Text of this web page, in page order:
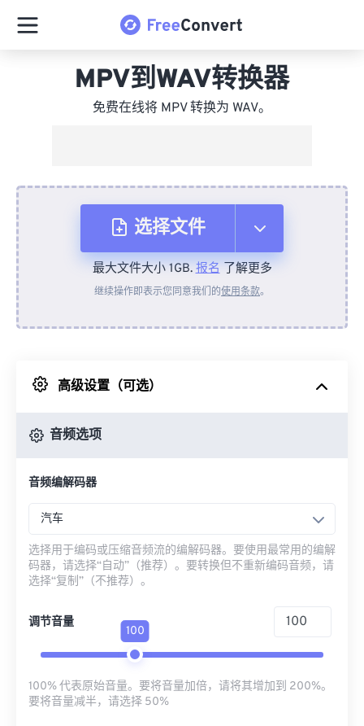
MPV到WAV转换器
免费在线将 MPV 转换为 WAV。
选择文件
从设备
来自 Google Drive
最大文件大小 1GB.报名了解更多
继续操作即表示您同意我们的使用条款。
高级设置（可选）
音频选项
音频编解码器
汽车
选择用于编码或压缩音频流的编解码器。要使用最常用的编解
码器，请选择“自动”（推荐）。要转换但不重新编码音频，请
选择“复制”（不推荐）。
调节音量
100
100% 代表原始音量。要将音量加倍，请将其增加到 200%。
要将音量减半，请选择 50%